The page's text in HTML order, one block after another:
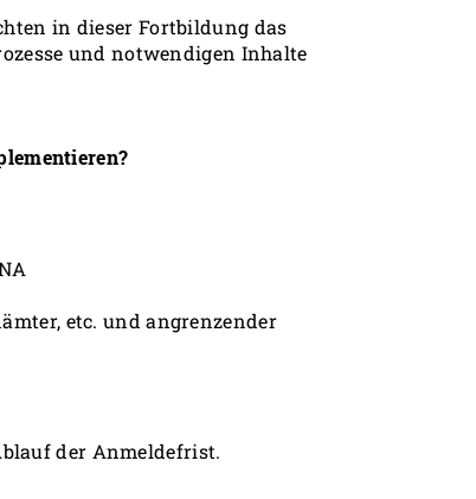
in dieser Fortbildung das
und notwendigen Inhalte
etc. und angrenzender
der Anmeldefrist.